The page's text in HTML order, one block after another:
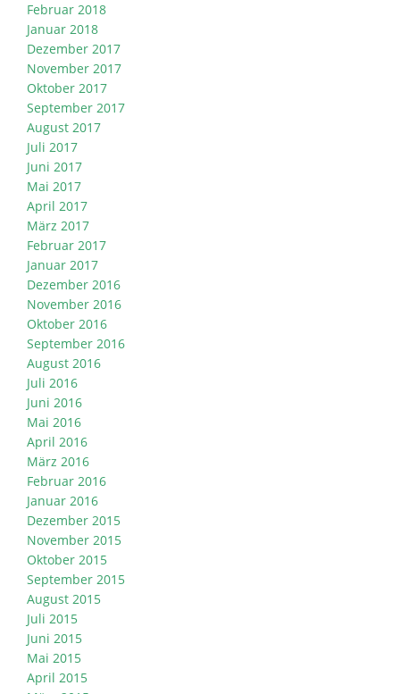
Februar 2018
Januar 2018
Dezember 2017
November 2017
Oktober 2017
September 2017
August 2017
Juli 2017
Juni 2017
Mai 2017
April 2017
März 2017
Februar 2017
Januar 2017
Dezember 2016
November 2016
Oktober 2016
September 2016
August 2016
Juli 2016
Juni 2016
Mai 2016
April 2016
März 2016
Februar 2016
Januar 2016
Dezember 2015
November 2015
Oktober 2015
September 2015
August 2015
Juli 2015
Juni 2015
Mai 2015
April 2015